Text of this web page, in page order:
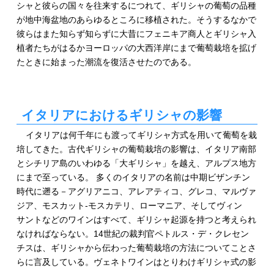
シャと彼らの国々を往来するにつれて、ギリシャの葡萄の品種
が地中海盆地のあらゆるところに移植された。そうするなかで
彼らはまた知らず知らずに大昔にフェニキア商人とギリシャ入
植者たちがはるかヨーロッパの大西洋岸にまで葡萄栽培を拡げ
たときに始まった潮流を復活させたのである。
イタリアにおけるギリシャの影響
イタリアは何千年にも渡ってギリシャ方式を用いて葡萄を栽
培してきた。古代ギリシャの葡萄栽培の影響は、イタリア南部
とシチリア島のいわゆる「大ギリシャ」を越え、アルプス地方
にまで至っている。 多くのイタリアの名前は中期ビザンチン
時代に遡る－アグリアニコ、アレアティコ、グレコ、マルヴァ
ジア、モスカット-モスカテリ、ローマニア、そしてヴィン
サントなどのワインはすべて、ギリシャ起源を持つと考えられ
なければならない。14世紀の裁判官ペトルス・デ・クレセン
チスは、ギリシャから伝わった葡萄栽培の方法についてことさ
らに言及している。ヴェネトワインはとりわけギリシャ式の影